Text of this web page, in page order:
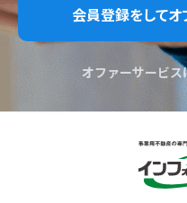
会員登録をしてオ
オファーサービス